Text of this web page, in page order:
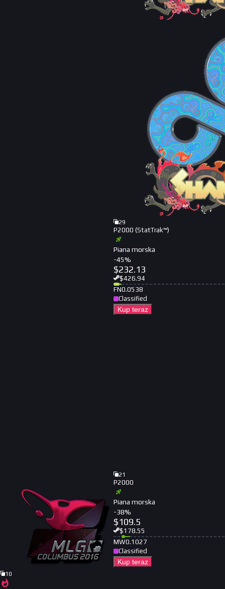
29
P2000 (StatTrak™)
Piana morska
-45%
$232.13
$426.94
FN0.0538
Classified
Kup teraz
10
21
P2000
Piana morska
-38%
$109.5
$178.55
MW0.1027
Classified
Kup teraz